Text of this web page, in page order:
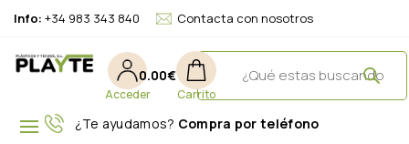
Info: +34 983 343 840 Contacta con nosotros
0.00€
¿Te ayudamos? Compra por teléfono